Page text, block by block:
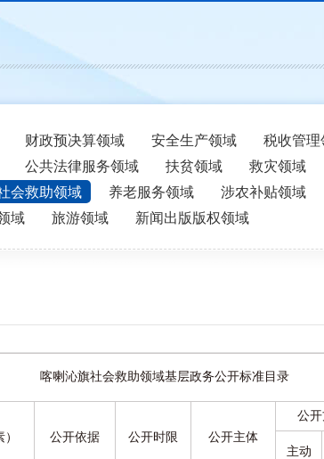
财政预决算领域 安全生产领域 税收管
公共法律服务领域 扶贫领域 救灾领域
会救助领域 养老服务领域 涉农补贴领域
域 旅游领域 新闻出版版权领域
喀喇沁旗社会救助领域基层政务公开标准目录
公开依据 公开时限 公开主体
公
主动